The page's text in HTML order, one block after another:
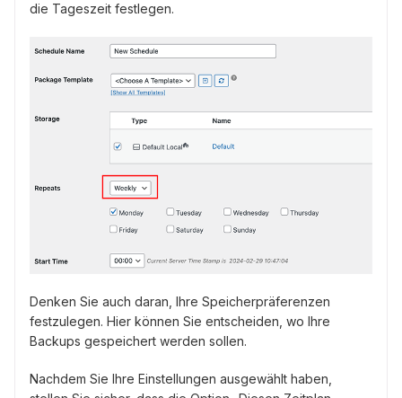
die Tageszeit festlegen.
Denken Sie auch daran, Ihre Speicherpräferenzen
festzulegen. Hier können Sie entscheiden, wo Ihre
Backups gespeichert werden sollen.
Nachdem Sie Ihre Einstellungen ausgewählt haben,